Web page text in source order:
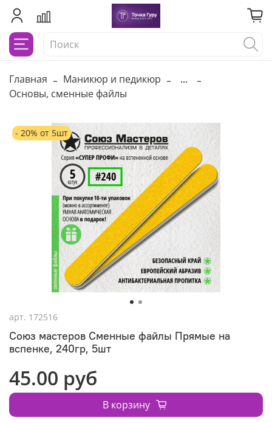
Главная Маникюр и педикюр
...
Основы, сменные файлы
- 20% от 5шт
арт. 172516
Союз мастеров Сменные файлы Прямые на
вспенке, 240гр, 5шт
45.00 руб
В корзину